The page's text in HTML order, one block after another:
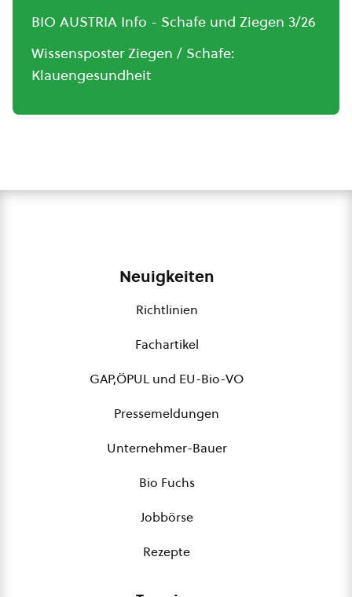
BIO AUSTRIA Info - Schafe und Ziegen 3/26
Wissensposter Ziegen / Schafe:
Klauengesundheit
Neuigkeiten
Richtlinien
Fachartikel
GAP,ÖPUL und EU-Bio-VO
Pressemeldungen
Unternehmer-Bauer
Bio Fuchs
Jobbörse
Rezepte